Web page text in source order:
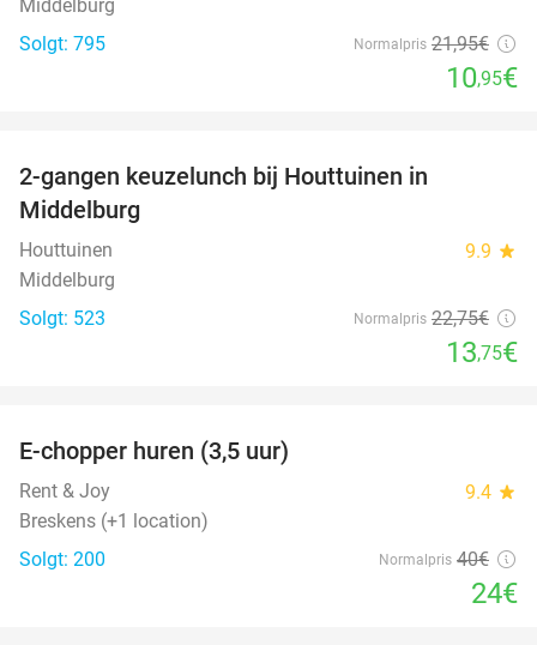
Middelburg
Solgt: 795
Normalpris 21,95€
10,95€
2-gangen keuzelunch bij Houttuinen in
Middelburg
Houttuinen 9.9 star
Middelburg
Solgt: 523
Normalpris 22,75€
13,75€
E-chopper huren (3,5 uur)
Rent & Joy 9.4 star
Breskens (+1 location)
Solgt: 200
Normalpris 40€
24€